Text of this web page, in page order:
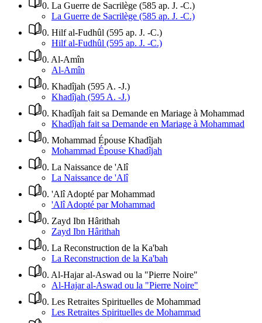
0. La Guerre de Sacrilège (585 ap. J. -C.)
La Guerre de Sacrilège (585 ap. J. -C.)
0. Hilf al-Fudhûl (595 ap. J. -C.)
Hilf al-Fudhûl (595 ap. J. -C.)
0. Al-Amîn
Al-Amîn
0. Khadîjah (595 A. -J.)
Khadîjah (595 A. -J.)
0. Khadîjah fait sa Demande en Mariage à Mohammad
Khadîjah fait sa Demande en Mariage à Mohammad
0. Mohammad Épouse Khadîjah
Mohammad Épouse Khadîjah
0. La Naissance de 'Alî
La Naissance de 'Alî
0. 'Alî Adopté par Mohammad
'Alî Adopté par Mohammad
0. Zayd Ibn Hârithah
Zayd Ibn Hârithah
0. La Reconstruction de la Ka'bah
La Reconstruction de la Ka'bah
0. Al-Hajar al-Aswad ou la "Pierre Noire"
Al-Hajar al-Aswad ou la "Pierre Noire"
0. Les Retraites Spirituelles de Mohammad
Les Retraites Spirituelles de Mohammad